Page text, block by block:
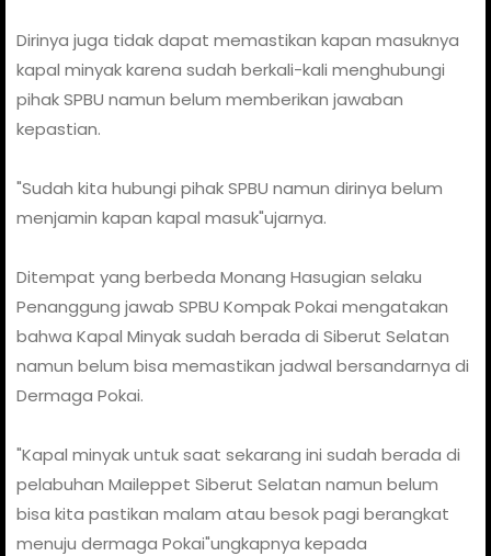
Dirinya juga tidak dapat memastikan kapan masuknya
kapal minyak karena sudah berkali-kali menghubungi
pihak SPBU namun belum memberikan jawaban
kepastian.
"Sudah kita hubungi pihak SPBU namun dirinya belum
menjamin kapan kapal masuk"ujarnya.
Ditempat yang berbeda Monang Hasugian selaku
Penanggung jawab SPBU Kompak Pokai mengatakan
bahwa Kapal Minyak sudah berada di Siberut Selatan
namun belum bisa memastikan jadwal bersandarnya di
Dermaga Pokai.
"Kapal minyak untuk saat sekarang ini sudah berada di
pelabuhan Maileppet Siberut Selatan namun belum
bisa kita pastikan malam atau besok pagi berangkat
menuju dermaga Pokai"ungkapnya kepada